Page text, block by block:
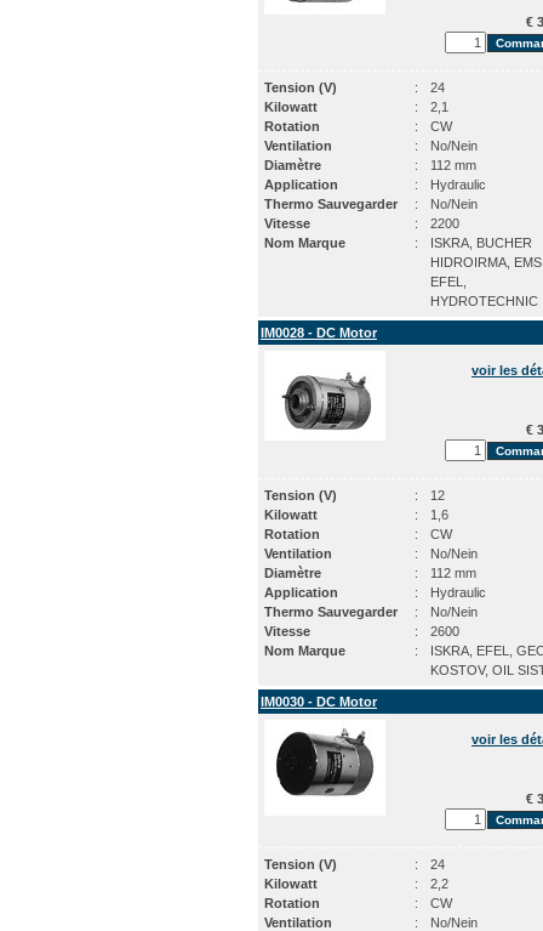
€
Tension (V) :
24
Kilowatt
:
2,1
Rotation
:
CW
Ventilation
:
No/Nein
Diamètre
:
112 mm
Application
:
Hydraulic
Thermo Sauvegarder
:
No/Nein
Vitesse
:
2200
Nom Marque
:
ISKRA, BUCHER
HIDROIRMA,
EFEL,
HYDROTECHNIC
IM0028 - DC Motor
voir les
€
Tension (V) :
12
Kilowatt
:
1,6
Rotation
:
CW
Ventilation
:
No/Nein
Diamètre
:
112 mm
Application
:
Hydraulic
Thermo Sauvegarder
:
No/Nein
Vitesse
:
2600
Nom Marque
:
ISKRA, EFEL,
KOSTOV, OIL
IM0030 - DC Motor
voir les
€
Tension (V) :
24
Kilowatt
:
2,2
Rotation
:
CW
Ventilation
:
No/Nein